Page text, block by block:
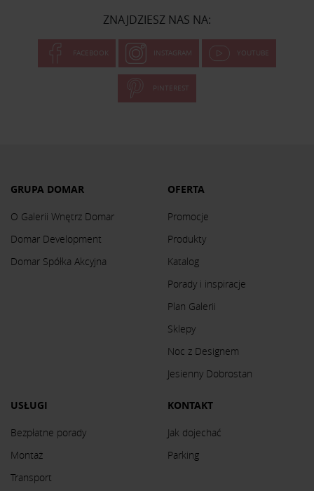
ZNAJDZIESZ NAS NA:
FACEBOOK INSTAGRAM YOUTUBE
PINTEREST
GRUPA DOMAR
O Galerii Wnętrz Domar
Domar Development
Domar Spółka Akcyjna
OFERTA
Promocje
Produkty
Katalog
Porady i inspiracje
Plan Galerii
Sklepy
Noc z Designem
Jesienny Dobrostan
USŁUGI
Bezpłatne porady
Montaż
Transport
KONTAKT
Jak dojechać
Parking